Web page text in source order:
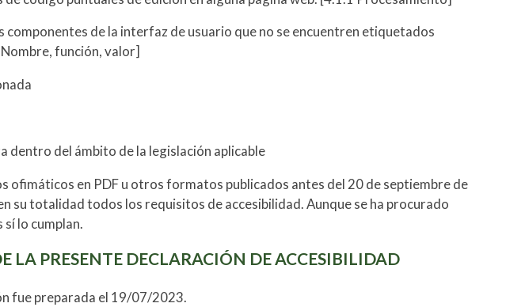
componentes de la interfaz de usuario que no se encuentren etiquetados
función, valor]
dentro del ámbito de la legislación aplicable
ofimáticos en PDF u otros formatos publicados antes del 20 de septiembre de
su totalidad todos los requisitos de accesibilidad. Aunque se ha procurado
sí lo cumplan.
LA PRESENTE DECLARACIÓN DE ACCESIBILIDAD
fue preparada el 19/07/2023.